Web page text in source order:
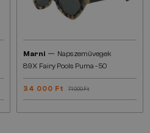
Marni — Napszemüvegek
89X Fairy Pools Puma - 50
34 000 Ft 71 000 Ft